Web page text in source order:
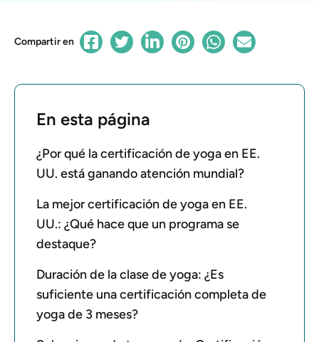
Compartir en
En esta página
¿Por qué la certificación de yoga en EE.
UU. está ganando atención mundial?
La mejor certificación de yoga en EE.
UU.: ¿Qué hace que un programa se
destaque?
Duración de la clase de yoga: ¿Es
suficiente una certificación completa de
yoga de 3 meses?